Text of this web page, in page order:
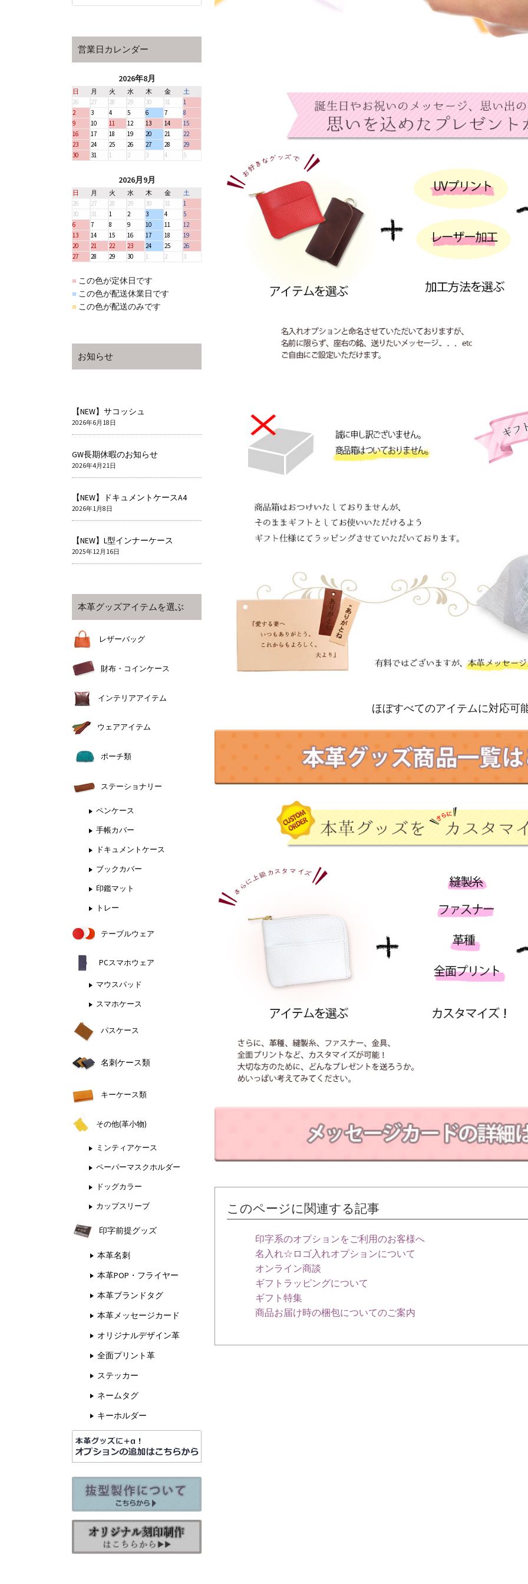
ほぼすべてのアイテムに対応可
このページに関連する記事
印字系のオプションをご利用のお客様へ
名入れ☆ロゴ入れオプションについて
オンライン商談
ギフトラッピングについて
ギフト特集
商品お届け時の梱包についてのご案内
営業日カレンダー
2026年8月
日 月 火 水 木 金
土
26
27 28 29 30 31
1
2
3 4 5 6 7
8
9
10 11 12 13 14
15
16
17 18 19 20 21
22
23
24 25 26 27 28
29
30
31 1 2 3 4 5
2026月9月
日 月 火 水 木 金
土
26
27 28 29 30 31
1
30
31 1 2 3 4
5
6
7 8 9 10 11
12
13
14 15 16 17 18
19
20
21 22 23 24 25
26
27
28 29 30 1 2 3
■ この色が定休日です
■ この色が配送休業日です
■ この色が配送のみです
お知らせ
【NEW】サコッシュ
2026年6月18日
GW長期休暇のお知らせ
2026年4月21日
【NEW】ドキュメントケースA4
2026年1月8日
【NEW】L型インナーケース
2025年12月16日
本革グッズアイテムを選ぶ
レザーバッグ
財布・コインケース
インテリアアイテム
ウェアアイテム
ポーチ類
ステーショナリー
ペンケース
手帳カバー
ドキュメントケース
ブックカバー
印鑑マット
トレー
テーブルウェア
PCスマホウェア
マウスパッド
スマホケース
パスケース
名刺ケース類
キーケース類
その他(革小物)
ミンティアケース
ペーパーマスクホルダー
ドッグカラー
カップスリーブ
印字前提グッズ
本革名刺
本革POP・フライヤー
本革ブランドタグ
本革メッセージカード
オリジナルデザイン革
全面プリント革
ステッカー
ネームタグ
キーホルダー